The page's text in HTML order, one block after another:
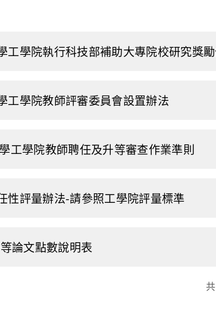
工學院執行科技部補助大專院校研究獎
工學院教師評審委員會設置辦法
工學院教師聘任及升等審查作業準則
性評量辦法-請參照工學院評量標準
論文點數說明表